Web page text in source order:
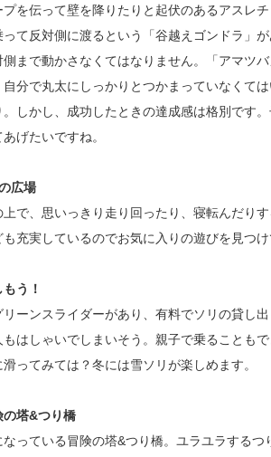
を伝って壁を降りたりと起伏のあるアスレ
て反対側に渡るという「谷越えゴンドラ」
まで動かさなくてはなりません。「アマツ
分で丸太にしっかりとつかまっていなくて
しかし、成功したときの達成感は格別です
げたいですね。
広場
で、思いっきり走り回ったり、寝転んだり
充実しているのでお気に入りの遊びを見つけ
う！
ーンスライダーがあり、有料でソリの貸し
はしゃいでしまいそう。親子で乗ることも
ってみては？冬には雪ソリが楽しめます。
の塔&つり橋
っている冒険の塔&つり橋。ユラユラするつ